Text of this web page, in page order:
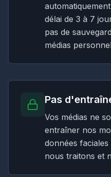
délai de 3 à 7
pas de
médias
Pas
Vos médias ne
entraîner nos
données
nous traitons et